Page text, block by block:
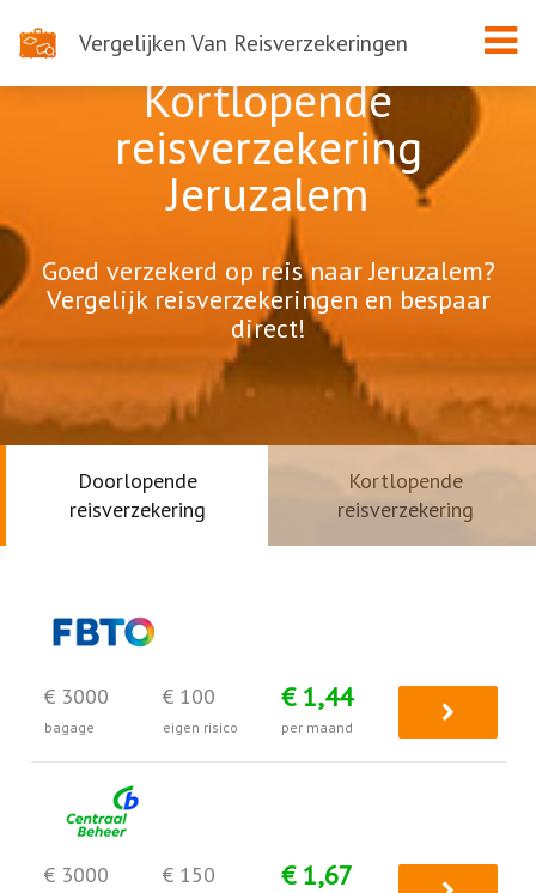
Vergelijken Van Reisverzekeringen
Kortlopende
reisverzekering
Jeruzalem
Goed verzekerd op reis naar Jeruzalem?
Vergelijk reisverzekeringen en bespaar
direct!
Doorlopende
reisverzekering
Kortlopende
reisverzekering
€ 3000
bagage
€ 100
eigen risico
€ 1,44
per maand
€ 3000 € 150 € 1,67